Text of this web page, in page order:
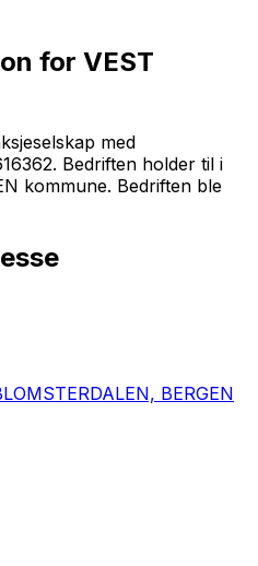
for VEST
med
Bedriften holder til i
kommune. Bedriften ble
BERGEN